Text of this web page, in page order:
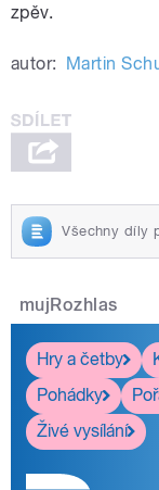
zpěv.
autor: Martin
Všechny díly
mujRozhlas
Hry a četby
Pohádky
Živé vysílání